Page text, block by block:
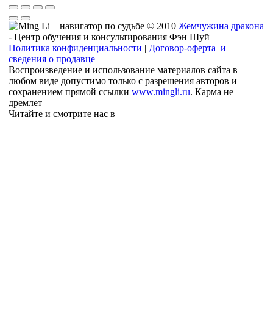
© 2010 Жемчужина дракона
- Центр обучения и консультирования Фэн Шуй
Политика конфиденциальности | Договор-оферта и
сведения о продавце
Воспроизведение и использование материалов сайта в
любом виде допустимо только с разрешения авторов и
сохранением прямой ссылки www.mingli.ru. Карма не
дремлет
Читайте и смотрите нас в